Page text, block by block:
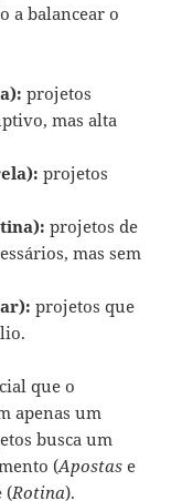
a balancear o
projetos
mas alta
projetos
projetos de
mas sem
projetos que
que o
apenas um
busca um
(Apostas e
(Rotina).